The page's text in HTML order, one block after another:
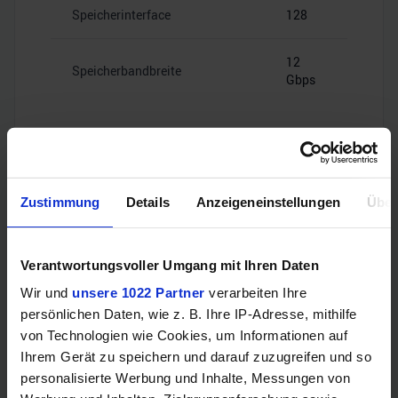
Zustimmung Details Anzeigeneinstellungen
Verantwortungsvoller Umgang mit Ihren Daten
Wir und unsere 1022 Partner verarbeiten Ihre
persönlichen Daten, wie z. B. Ihre IP-Adresse, mithilfe
von Technologien wie Cookies, um Informationen auf
Ihrem Gerät zu speichern und darauf zuzugreifen und so
personalisierte Werbung und Inhalte, Messungen von
Speicherinterface 128
Speicherbandbreite
12
Gbps
Videoanschlüsse
HDMI –
DisplayPort
4x Mini
DisplayPort
1.4a